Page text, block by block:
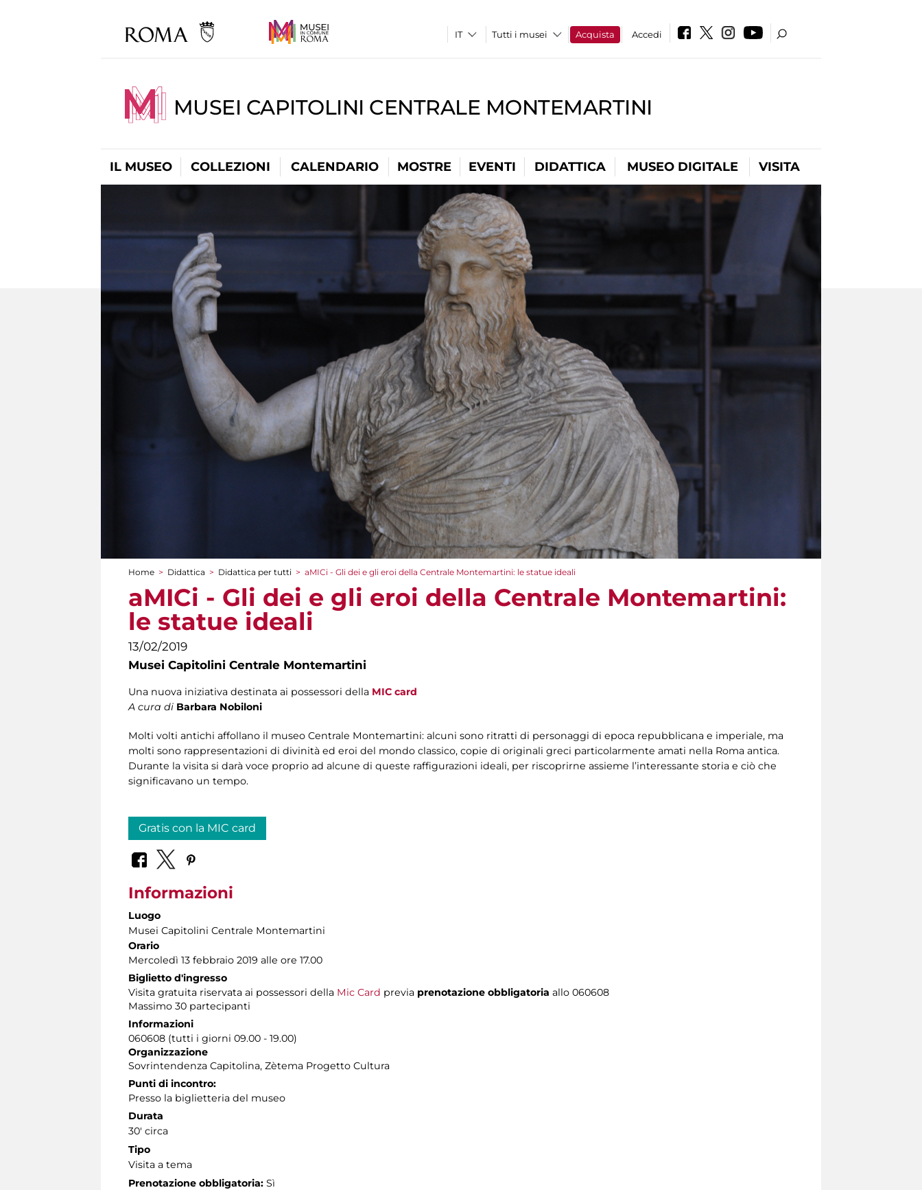
Tutti i musei Acquista Accedi
MUSEI CAPITOLINI CENTRALE MONTEMARTINI
IL MUSEO COLLEZIONI CALENDARIO MOSTRE EVENTI DIDATTICA MUSEO DIGITALE VISITA
Tu sei qui
Home > Didattica > Didattica per tutti > aMICi - Gli dei e gli eroi della Centrale Montemartini: le statue ideali
aMICi - Gli dei e gli eroi della Centrale Montemartini:
le statue ideali
13/02/2019
Musei Capitolini Centrale Montemartini
Una nuova iniziativa destinata ai possessori della MIC card
A cura di Barbara Nobiloni
Molti volti antichi affollano il museo Centrale Montemartini: alcuni sono ritratti di personaggi di epoca repubblicana e imperiale, ma
molti sono rappresentazioni di divinità ed eroi del mondo classico, copie di originali greci particolarmente amati nella Roma antica.
Durante la visita si darà voce proprio ad alcune di queste raffigurazioni ideali, per riscoprirne assieme l’interessante storia e ciò che
significavano un tempo.
Gratis con la MIC card
Informazioni
Luogo
Musei Capitolini Centrale Montemartini
Orario
Mercoledì 13 febbraio 2019 alle ore 17.00
Biglietto d'ingresso
Visita gratuita riservata ai possessori della Mic Card previa prenotazione obbligatoria allo 060608
Massimo 30 partecipanti
Informazioni
060608 (tutti i giorni 09.00 - 19.00)
Organizzazione
Sovrintendenza Capitolina, Zètema Progetto Cultura
Punti di incontro:
Presso la biglietteria del museo
Durata
30' circa
Tipo
Visita a tema
Prenotazione obbligatoria: Sì